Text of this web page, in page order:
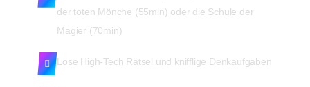
der toten Mönche (55min) oder die Schule der
Magier (70min)
Löse High-Tech Rätsel und knifflige Denkaufgaben